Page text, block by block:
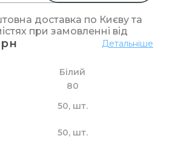
доставка по Києву та
при замовленні від
Детальніше
Білий
80
50, шт.
50, шт.